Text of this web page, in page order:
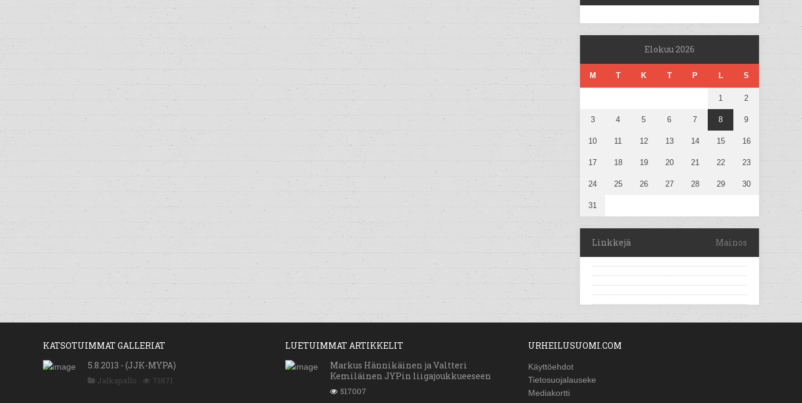
Elokuu 2026
M T K T P L S
1 2
3 4 5 6 7 8 9
10 11 12 13 14 15 16
17 18 19 20 21 22 23
24 25 26 27 28 29 30
31
Linkkejä Mainos
KATSOTUIMMAT GALLERIAT
5.8.2013 - (JJK-MYPA)
Jalkapallo 71871
LUETUIMMAT ARTIKKELIT
Markus Hännikäinen ja Valtteri
Kemiläinen JYPin liigajoukkueeseen
517007
URHEILUSUOMI.COM
Käyttöehdot
Tietosuojalauseke
Mediakortti